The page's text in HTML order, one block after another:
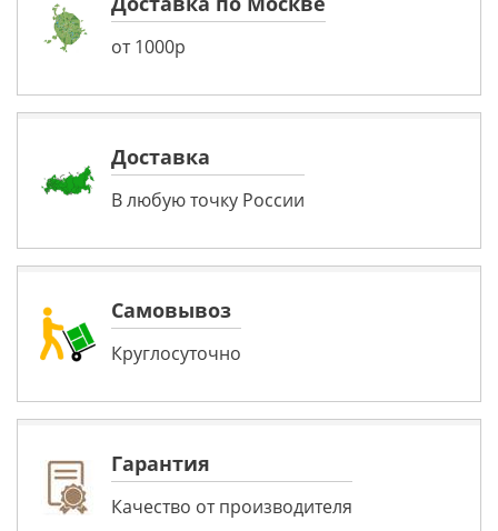
от 1000р
Доставка
В любую точку России
Самовывоз
Круглосуточно
Гарантия
Качество от производителя